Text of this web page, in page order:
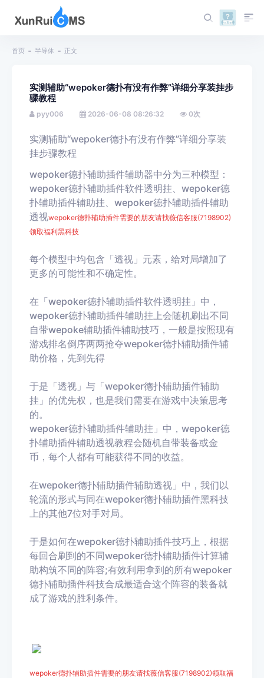
首页 半导体 正文
实测辅助“wepoker德扑有没有作弊”详细分享装挂步
骤教程
pyy006 2026-06-08 08:26:32 0次
实测辅助“wepoker德扑有没有作弊”详细分享装
挂步骤教程
wepoker德扑辅助插件辅助器中分为三种模型：
wepoker德扑辅助插件软件透明挂、wepoker德
扑辅助插件辅助挂、wepoker德扑辅助插件辅助
透视wepoker德扑辅助插件需要的朋友请找薇信客服(7198902)
领取福利黑科技
每个模型中均包含「透视」元素，给对局增加了
更多的可能性和不确定性。
在「wepoker德扑辅助插件软件透明挂 」中，
wepoker德扑辅助插件辅助挂上会随机刷出不同
自带wepoke辅助插件辅助技巧，一般是按照现有
游戏排名倒序两两抢夺wepoker德扑辅助插件辅
助价格，先到先得
于是「透视」与「wepoker德扑辅助插件辅助
挂」的优先权，也是我们需要在游戏中决策思考
的。
wepoker德扑辅助插件辅助挂 」中，wepoker德
扑辅助插件辅助透视教程会随机自带装备或金
币，每个人都有可能获得不同的收益。
在wepoker德扑辅助插件辅助透视 」中，我们以
轮流的形式与同在wepoker德扑辅助插件黑科技
上的其他7位对手对局。
于是如何在wepoker德扑辅助插件技巧上，根据
每回合刷到的不同wepoker德扑辅助插件计算辅
助构筑不同的阵容;有效利用拿到的所有wepoker
德扑辅助插件科技合成最适合这个阵容的装备就
成了游戏的胜利条件。
wepoker德扑辅助插件需要的朋友请找薇信客服(7198902)领取福